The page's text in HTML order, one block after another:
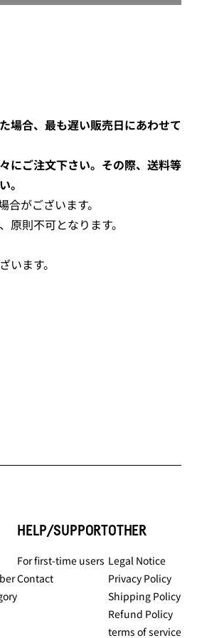
場合、最も遅い販売日にあわせて
にご注文下さい。その際、送料等
。
がございます。
原則不可となります。
います。
HELP/SUPPORT
For first-time users
Contact
OTHER
Legal Notice
Privacy Policy
Shipping Policy
Refund Policy
terms of service